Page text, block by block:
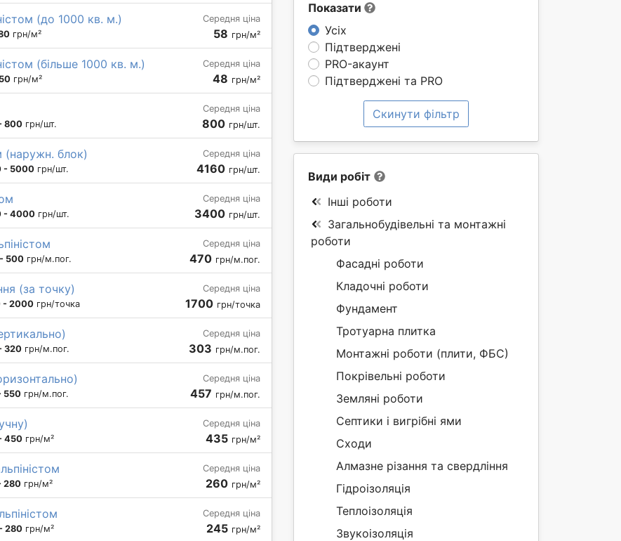
Показати
Усіх
Підтверджені
PRO-акаунт
Підтверджені та PRO
Скинути фільтр
(до 1000 кв. м.)
грн/м²
Середня ціна
58 грн/м²
(більше 1000 кв. м.)
грн/м²
Середня ціна
48 грн/м²
800 грн/шт.
Середня ціна
800 грн/шт.
(наружн. блок)
- 5000 грн/шт.
Середня ціна
4160 грн/шт.
- 4000 грн/шт.
Середня ціна
3400 грн/шт.
500 грн/м.пог.
Середня ціна
470 грн/м.пог.
(за точку)
- 2000 грн/точка
Середня ціна
1700 грн/точка
320 грн/м.пог.
Середня ціна
303 грн/м.пог.
550 грн/м.пог.
Середня ціна
457 грн/м.пог.
450 грн/м²
Середня ціна
435 грн/м²
280 грн/м²
Середня ціна
260 грн/м²
280 грн/м²
Середня ціна
245 грн/м²
Види робіт
Інші роботи
Загальнобудівельні та монтажні
роботи
Фасадні роботи
Кладочні роботи
Фундамент
Тротуарна плитка
Монтажні роботи (плити, ФБС)
Покрівельні роботи
Земляні роботи
Септики і вигрібні ями
Сходи
Алмазне різання та свердління
Гідроізоляція
Теплоізоляція
Звукоізоляція